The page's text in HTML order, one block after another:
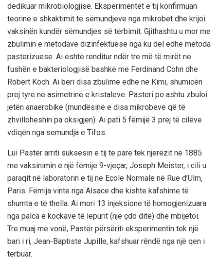
dedikuar mikrobiologjisë. Eksperimentet e tij konfirmuan
teorinë e shkaktimit të sëmundjeve nga mikrobet dhe krijoi
vaksinën kundër sëmundjes së tërbimit. Gjithashtu u mor me
zbulimin e metodave dizinfektuese nga ku del edhe metoda
pasterizuese. Ai është renditur ndër tre më të mirët në
fushën e bakteriologjisë bashkë me Ferdinand Cohn dhe
Robert Koch. Ai bëri disa zbulime edhe në Kimi, shumicën
prej tyre në asimetrinë e kristaleve. Pasteri po ashtu zbuloi
jetën anaerobike (mundësinë e disa mikrobeve që të
zhvilloheshin pa oksigjen). Ai pati 5 fëmijë 3 prej të cilëve
vdiqën nga semundja e Tifos.
Lui Pastër arriti suksesin e tij të parë tek njerëzit në 1885
me vaksinimin e një fëmije 9-vjeçar, Joseph Meister, i cili u
paraqit në laboratorin e tij në Ecole Normale në Rue d’Ulm,
Paris. Fëmija vinte nga Alsace dhe kishte kafshime të
shumta e të thella. Ai mori 13 injeksione të homogjenizuara
nga palca e kockave të lepurit (një çdo ditë) dhe mbijetoi.
Tre muaj më vonë, Pastër përsëriti eksperimentin tek një
bari i ri, Jean-Baptiste Jupille, kafshuar rëndë nga një qen i
tërbuar.